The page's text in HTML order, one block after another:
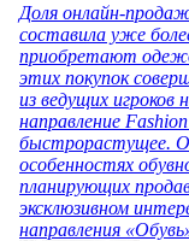
Доля онлайн-
составила уже
приобретают
этих покупок
из ведущих игроков
направление
быстрорастущее. О
особенностях
планирующих
эксклюзивном
направления